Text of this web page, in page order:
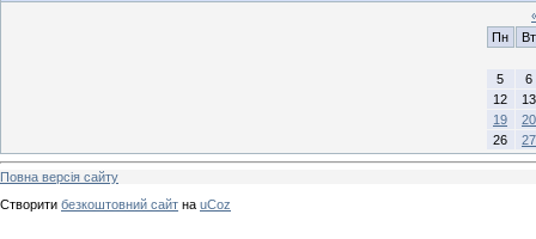
Пн
Вт
5
6
12
13
19
20
26
27
Повна версія сайту
Створити безкоштовний сайт на uCoz